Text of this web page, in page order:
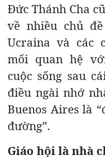
Đức Thánh Cha
về nhiều chủ
Ucraina và các
mối quan hệ
cuộc sống sau
điều ngài nhớ
Buenos Aires là
đường”.
Giáo hội lànhà